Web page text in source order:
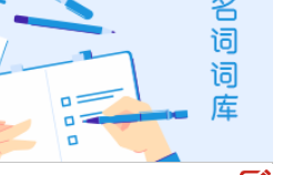
PORTUGUÊS